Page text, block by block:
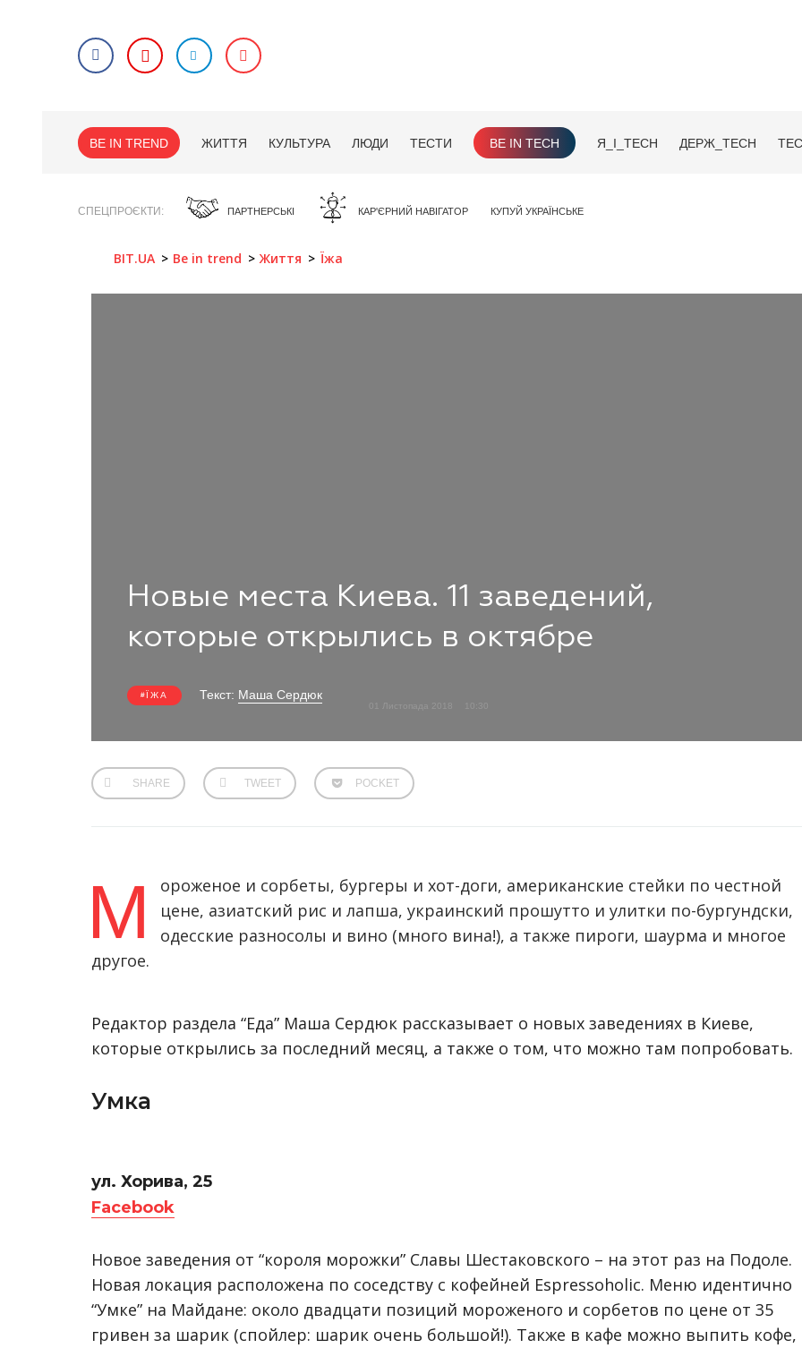
BE IN TREND ЖИТТЯ КУЛЬТУРА ЛЮДИ ТЕСТИ BE IN TECH Я_І_TECH ДЕРЖ_TECH
СПЕЦПРОЄКТИ ПАРТНЕРСЬКІ КАР'ЄРНИЙ НАВІГАТОР КУПУЙ УКРАЇНСЬКЕ
BIT.UA Be in trend Життя Їжа
Новые места Киева. 11 заведений,
которые открылись в октябре
ЇЖА Текст: Маша Сердюк
01 Листопада 2018
SHARE TWEET POCKET
М
ороженое и сорбеты, бургеры и хот-доги, американские стейки по честной
цене, азиатский рис и лапша, украинский прошутто и улитки по-бургундски,
одесские разносолы и вино (много вина!), а также пироги, шаурма и многое
другое.
Редактор раздела “Еда” Маша Сердюк рассказывает о новых заведениях в Киеве,
которые открылись за последний месяц, а также о том, что можно там попробовать.
Умка
ул. Хорива, 25
Facebook
Новое заведения от “короля морожки” Славы Шестаковского – на этот раз на Подоле.
Новая локация расположена по соседству с кофейней Espressoholic. Меню идентично
“Умке” на Майдане: около двадцати позиций мороженого и сорбетов по цене от 35
гривен за шарик (спойлер: шарик очень большой!). Также в кафе можно выпить кофе,